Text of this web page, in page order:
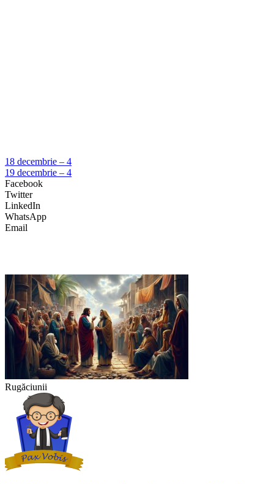
18 decembrie – 4
19 decembrie – 4
Facebook
Twitter
LinkedIn
WhatsApp
Email
Rugăciunii